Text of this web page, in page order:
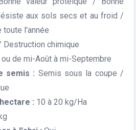
aux sols secs et au froid /
toute l'année
Destruction chimique
de mi-Août à mi-Septembre
semis : Semis sous la coupe /
: 10 à 20 kg/Ha